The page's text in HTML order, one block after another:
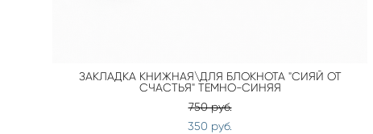
ЗАКЛАДКА КНИЖНАЯ\ДЛЯ БЛОКНОТА "СИЯЙ ОТ
СЧАСТЬЯ" ТЕМНО-СИНЯЯ
750 pуб.
350 pуб.